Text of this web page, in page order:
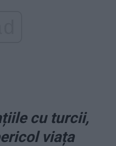
cu turcii,
viața